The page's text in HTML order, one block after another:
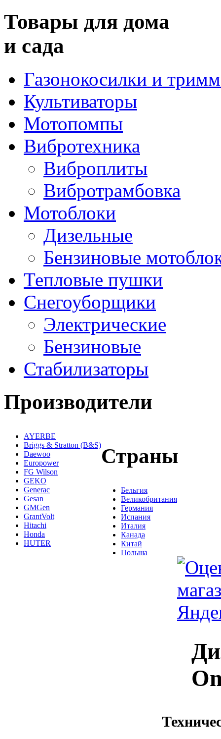
Товары для дома
и сада
Газонокосилки и
Культиваторы
Мотопомпы
Вибротехника
Виброплиты
Вибротрамбовка
Мотоблоки
Дизельные
Бензиновые
Тепловые пушки
Снегоуборщики
Электрические
Бензиновые
Стабилизаторы
Производители
AYERBE
Briggs & Stratton (B&S)
Daewoo
Europower
FG Wilson
GEKO
Generac
Gesan
GMGen
GrantVolt
Hitachi
Honda
HUTER
Страны
Бельгия
Великобритания
Германия
Испания
Италия
Канада
Китай
Польша